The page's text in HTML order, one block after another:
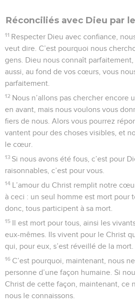
Réconciliés avec Dieu par
11 Respecter Dieu avec confiance,
veut dire. C’est pourquoi nous
gens. Dieu nous connaît
aussi, au fond de vos cœurs, vous
parfaitement.
12 Nous n’allons pas chercher encore
en avant, mais nous voulons vous
fiers de nous. Alors vous pourrez
vantent pour des choses visibles, et
le cœur.
13 Si nous avons été fous, c’est pour
raisonnables, c’est pour vous.
14 L’amour du Christ remplit notre
à ceci : un seul homme est mort pour
donc, tous participent à sa mort.
15 Il est mort pour tous, ainsi les
eux-mêmes. Ils vivent pour le Christ
qui, pour eux, s’est réveillé de la mort.
16 C’est pourquoi, maintenant, nous
personne d’une façon humaine. Si
Christ de cette façon, maintenant, ce
nous le connaissons.